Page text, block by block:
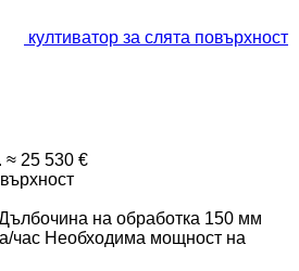
култиватор за слята повърхност
≈ 25 530 €
на обработка 150 мм
час Необходима мощност на